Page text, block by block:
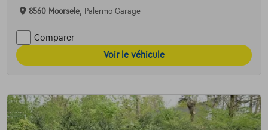
8560 Moorsele, Palermo Garage
Comparer
Voir le véhicule